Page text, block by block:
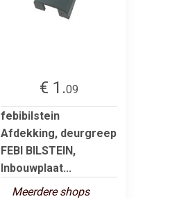
€ 1.09
febibilstein
Afdekking, deurgreep
FEBI BILSTEIN,
Inbouwplaat...
Meerdere shops